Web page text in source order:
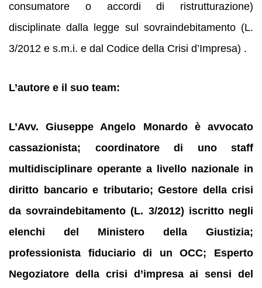
consumatore o accordi di ristrutturazione)
disciplinate dalla legge sul sovraindebitamento (L.
3/2012 e s.m.i. e dal Codice della Crisi d’Impresa) .
L’autore e il suo team:
L’Avv. Giuseppe Angelo Monardo è avvocato
cassazionista; coordinatore di uno staff
multidisciplinare operante a livello nazionale in
diritto bancario e tributario; Gestore della crisi
da sovraindebitamento (L. 3/2012) iscritto negli
elenchi del Ministero della Giustizia;
professionista fiduciario di un OCC; Esperto
Negoziatore della crisi d’impresa ai sensi del